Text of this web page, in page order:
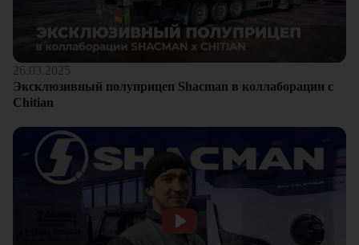
26.03.2025
Эксклюзивный полуприцеп Shacman в коллаборации с
Chitian